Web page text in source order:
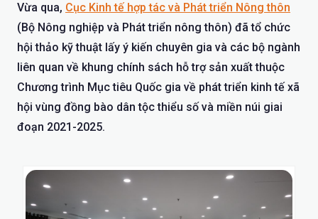
Vừa qua, Cục Kinh tế hợp tác và Phát triển Nông thôn
(Bộ Nông nghiệp và Phát triển nông thôn) đã tổ chức
hội thảo kỹ thuật lấy ý kiến chuyên gia và các bộ ngành
liên quan về khung chính sách hỗ trợ sản xuất thuộc
Chương trình Mục tiêu Quốc gia về phát triển kinh tế xã
hội vùng đồng bào dân tộc thiểu số và miền núi giai
đoạn 2021-2025.